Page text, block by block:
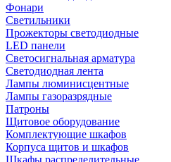
Фонари
Светильники
Прожекторы светодиодные
LED панели
Светосигнальная арматура
Светодиодная лента
Лампы люминисцентные
Лампы газоразрядные
Патроны
Щитовое оборудование
Комплектующие шкафов
Корпуса щитов и шкафов
Шкафы распределительные